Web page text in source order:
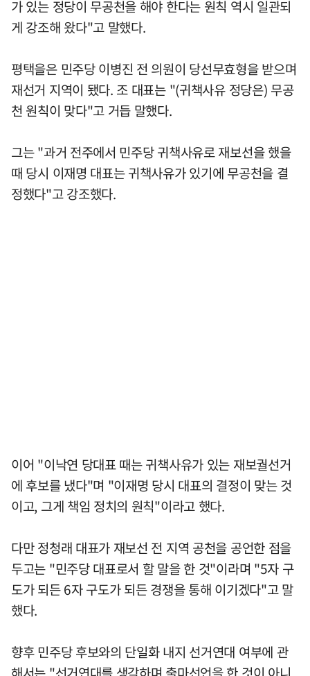
가 있는 정당이 무공천을 해야 한다는 원칙 역시 일관되
게 강조해 왔다"고 말했다.
평택을은 민주당 이병진 전 의원이 당선무효형을 받으며
재선거 지역이 됐다. 조 대표는 "(귀책사유 정당은) 무공
천 원칙이 맞다"고 거듭 말했다.
그는 "과거 전주에서 민주당 귀책사유로 재보선을 했을
때 당시 이재명 대표는 귀책사유가 있기에 무공천을 결
정했다"고 강조했다.
이어 "이낙연 당대표 때는 귀책사유가 있는 재보궐선거
에 후보를 냈다"며 "이재명 당시 대표의 결정이 맞는 것
이고, 그게 책임 정치의 원칙"이라고 했다.
다만 정청래 대표가 재보선 전 지역 공천을 공언한 점을
두고는 "민주당 대표로서 할 말을 한 것"이라며 "5자 구
도가 되든 6자 구도가 되든 경쟁을 통해 이기겠다"고 말
했다.
향후 민주당 후보와의 단일화 내지 선거연대 여부에 관